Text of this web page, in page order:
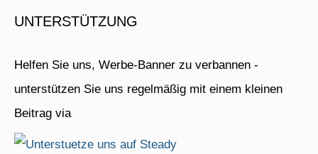
UNTERSTÜTZUNG
Helfen Sie uns, Werbe-Banner zu verbannen -
unterstützen Sie uns regelmäßig mit einem kleinen
Beitrag via